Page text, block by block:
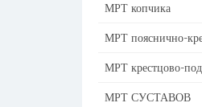
МРТ копчика
МРТ пояснично-
МРТ крестцово-
МРТ СУСТАВОВ